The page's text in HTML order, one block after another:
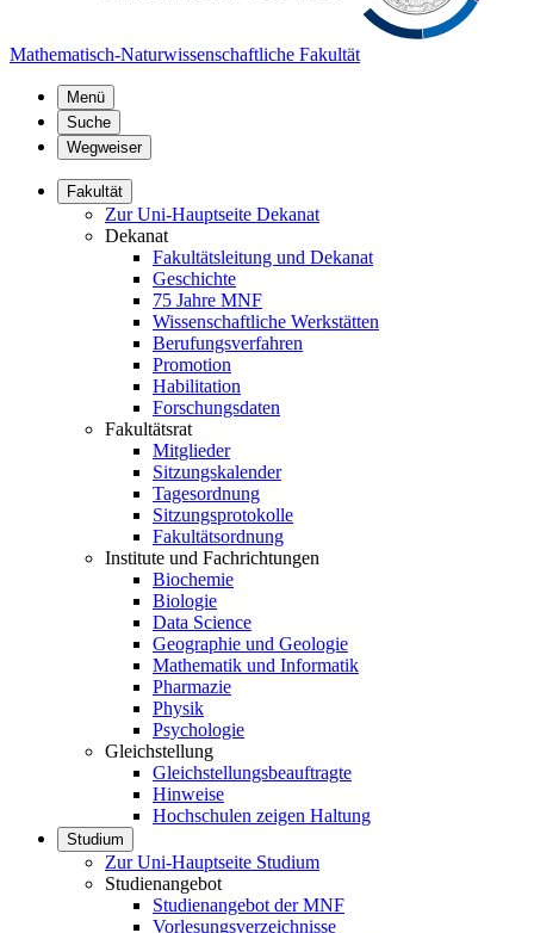
Mathematisch-Naturwissenschaftliche Fakultät
Menü
Suche
Wegweiser
Fakultät
Zur Uni-Hauptseite Dekanat
Dekanat
Fakultätsleitung und Dekanat
Geschichte
75 Jahre MNF
Wissenschaftliche Werkstätten
Berufungsverfahren
Promotion
Habilitation
Forschungsdaten
Fakultätsrat
Mitglieder
Sitzungskalender
Tagesordnung
Sitzungsprotokolle
Fakultätsordnung
Institute und Fachrichtungen
Biochemie
Biologie
Data Science
Geographie und Geologie
Mathematik und Informatik
Pharmazie
Physik
Psychologie
Gleichstellung
Gleichstellungsbeauftragte
Hinweise
Hochschulen zeigen Haltung
Studium
Zur Uni-Hauptseite Studium
Studienangebot
Studienangebot der MNF
Vorlesungsverzeichnisse